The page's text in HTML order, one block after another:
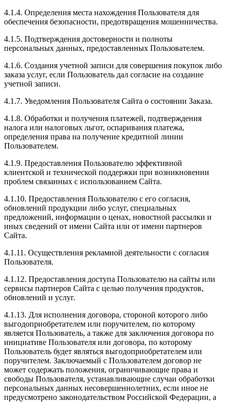
4.1.4. Определения места нахождения Пользователя для
обеспечения безопасности, предотвращения мошенничества.
4.1.5. Подтверждения достоверности и полноты
персональных данных, предоставленных Пользователем.
4.1.6. Создания учетной записи для совершения покупок либо
заказа услуг, если Пользователь дал согласие на создание
учетной записи.
4.1.7. Уведомления Пользователя Сайта о состоянии Заказа.
4.1.8. Обработки и получения платежей, подтверждения
налога или налоговых льгот, оспаривания платежа,
определения права на получение кредитной линии
Пользователем.
4.1.9. Предоставления Пользователю эффективной
клиентской и технической поддержки при возникновении
проблем связанных с использованием Сайта.
4.1.10. Предоставления Пользователю с его согласия,
обновлений продукции либо услуг, специальных
предложений, информации о ценах, новостной рассылки и
иных сведений от имени Сайта или от имени партнеров
Сайта.
4.1.11. Осуществления рекламной деятельности с согласия
Пользователя.
4.1.12. Предоставления доступа Пользователю на сайты или
сервисы партнеров Сайта с целью получения продуктов,
обновлений и услуг.
4.1.13. Для исполнения договора, стороной которого либо
выгодоприобретателем или поручителем, по которому
является Пользователь, а также для заключения договора по
инициативе Пользователя или договора, по которому
Пользователь будет являться выгодоприобретателем или
поручителем. Заключаемый с Пользователем договор не
может содержать положения, ограничивающие права и
свободы Пользователя, устанавливающие случаи обработки
персональных данных несовершеннолетних, если иное не
предусмотрено законодательством Российской Федерации, а